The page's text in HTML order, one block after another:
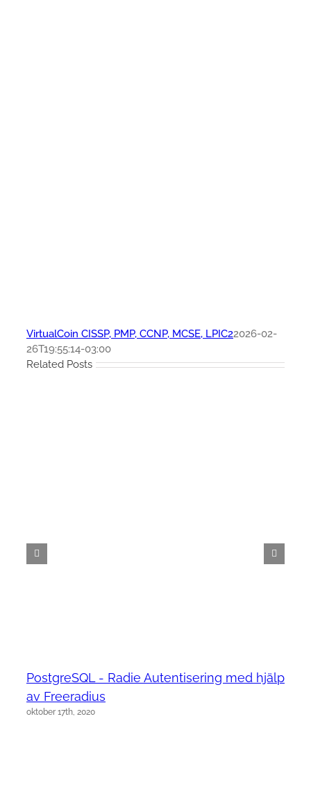
VirtualCoin CISSP, PMP, CCNP, MCSE, LPIC22026-02-
26T19:55:14-03:00
Related Posts
PostgreSQL - Radie Autentisering med hjälp
av Freeradius
oktober 17th, 2020